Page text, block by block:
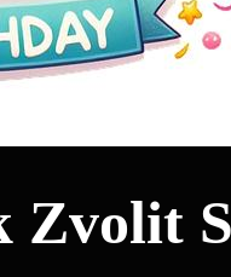
Zvolit